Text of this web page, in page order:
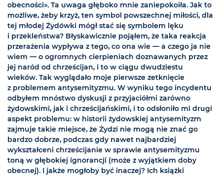
obecności». Ta uwaga głęboko mnie zaniepokoiła. Jak to
możliwe, żeby krzyż, ten symbol powszechnej miłości, dla
tej młodej Żydówki mógł stać się symbolem lęku
i przekleństwa? Błyskawicznie pojąłem, że taka reakcja
przerażenia wypływa z tego, co ona wie — a czego ja nie
wiem — o ogromnych cierpieniach doznawanych przez
jej naród od chrześcijan, i to w ciągu dwudziestu
wieków. Tak wyglądało moje pierwsze zetknięcie
z problemem antysemityzmu. W wyniku tego incydentu
odbyłem mnóstwo dyskusji z przyjaciółmi zarówno
żydowskimi, jak i chrześcijańskimi, i to odsłoniło mi drugi
aspekt problemu: w historii żydowskiej antysemityzm
zajmuje takie miejsce, że Żydzi nie mogą nie znać go
bardzo dobrze, podczas gdy nawet najbardziej
wykształceni chrześcijanie w sprawie antysemityzmu
toną w głębokiej ignorancji (może z wyjątkiem doby
obecnej). I jakże mogłoby być inaczej? Ich książki